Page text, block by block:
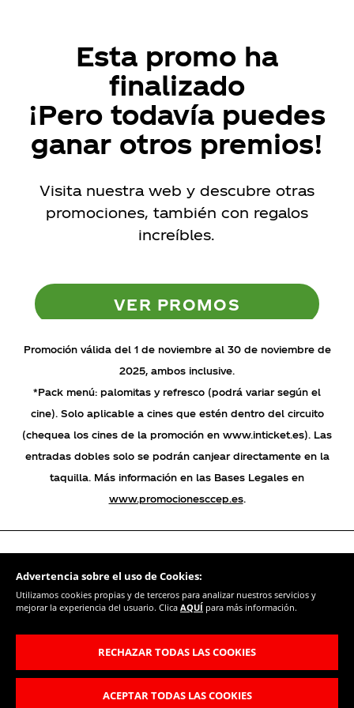
Esta promo ha
finalizado
¡Pero todavía puedes
ganar otros premios!
Visita nuestra web y descubre otras
promociones, también con regalos
increíbles.
VER PROMOS
Promoción válida del 1 de noviembre al 30 de noviembre de
2025, ambos inclusive.
*Pack menú: palomitas y refresco (podrá variar según el
cine). Solo aplicable a cines que estén dentro del circuito
(chequea los cines de la promoción en www.inticket.es). Las
entradas dobles solo se podrán canjear directamente en la
taquilla. Más información en las Bases Legales en
www.promocionesccep.es.
Política de cookies
Configuración de cookies
Política de privacidad
Bases legales
Advertencia sobre el uso de Cookies:
Utilizamos cookies propias y de terceros para analizar nuestros servicios y
mejorar la experiencia del usuario. Clica AQUÍ para más información.
RECHAZAR TODAS LAS COOKIES
ACEPTAR TODAS LAS COOKIES
CONFIGURACIÓN DE COOKIES
RECHAZAR TODO HABILITAR TODO
Cookies necesarias
Estas cookies son necesarias para que el sitio web funcione
y no se pueden desactivar en nuestros sistemas. Puede
configurar su navegador para bloquear o alertar sobre
Cookies Utilizadas:
Cookies de rendimiento
Estas cookies nos permiten contar las visitas y fuentes de
mejorarlo. Nos ayudan a saber qué páginas son las más o
menos visitadas, y cómo los visitantes navegan por el sitio.
Toda la información que recogen estas cookies es agregada
_ga
Las cookies indicadas son titularidad de Google, Inc. Puedes
https://policies.google.com/privacy/google-partners?hl=en-US
GUARDAR CONFIGURACIÓN